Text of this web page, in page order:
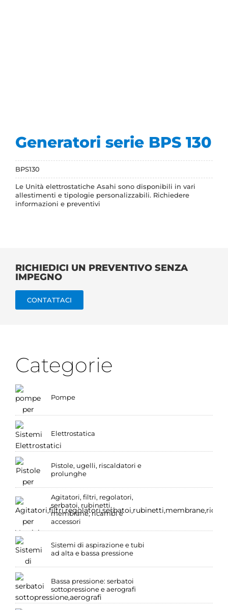
Generatori serie BPS 130
BPS130
Le Unità elettrostatiche Asahi sono disponibili in vari
allestimenti e tipologie personalizzabili. Richiedere
informazioni e preventivi
RICHIEDICI UN PREVENTIVO SENZA
IMPEGNO
CONTATTACI
Categorie
Pompe
Elettrostatica
Pistole, ugelli, riscaldatori e
prolunghe
Agitatori, filtri, regolatori,
serbatoi, rubinetti,
membrane, ricambi e
accessori
Sistemi di aspirazione e tubi
ad alta e bassa pressione
Bassa pressione: serbatoi
sottopressione e aerografi